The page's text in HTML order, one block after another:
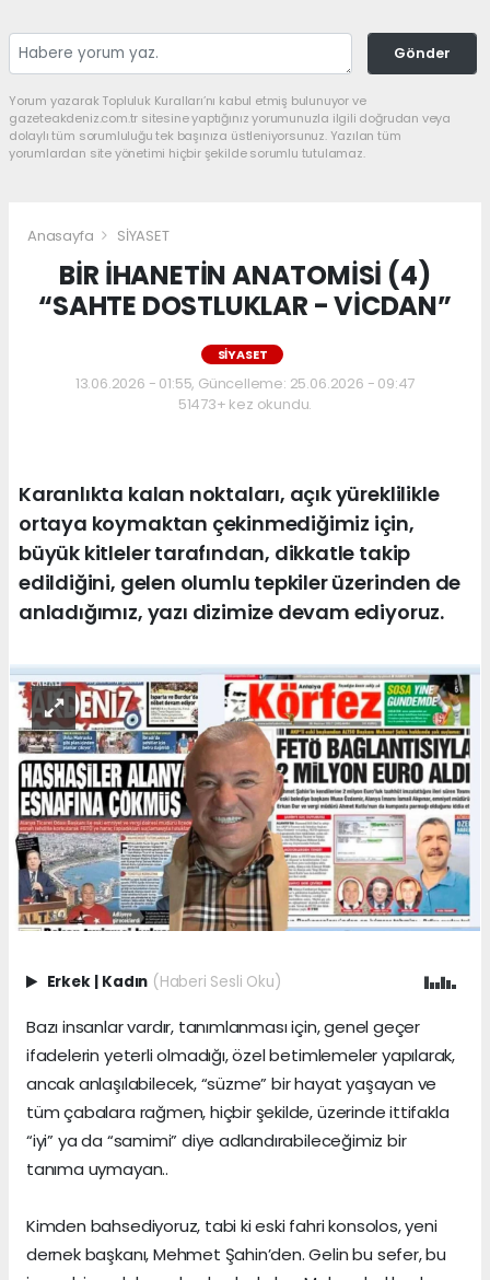
Gönder
Yorum yazarak Topluluk Kuralları’nı kabul etmiş bulunuyor ve
gazeteakdeniz.com.tr sitesine yaptığınız yorumunuzla ilgili doğrudan veya
dolaylı tüm sorumluluğu tek başınıza üstleniyorsunuz. Yazılan tüm
yorumlardan site yönetimi hiçbir şekilde sorumlu tutulamaz.
Anasayfa SİYASET
BİR İHANETİN ANATOMİSİ (4)
“SAHTE DOSTLUKLAR - VİCDAN”
SİYASET
13.06.2026 - 01:55, Güncelleme: 25.06.2026 - 09:47
51473+ kez okundu.
Karanlıkta kalan noktaları, açık yüreklilikle
ortaya koymaktan çekinmediğimiz için,
büyük kitleler tarafından, dikkatle takip
edildiğini, gelen olumlu tepkiler üzerinden de
anladığımız, yazı dizimize devam ediyoruz.
Erkek | Kadın (Haberi Sesli Oku)
Bazı insanlar vardır, tanımlanması için, genel geçer
ifadelerin yeterli olmadığı, özel betimlemeler yapılarak,
ancak anlaşılabilecek, “süzme” bir hayat yaşayan ve
tüm çabalara rağmen, hiçbir şekilde, üzerinde ittifakla
“iyi” ya da “samimi” diye adlandırabileceğimiz bir
tanıma uymayan..
Kimden bahsediyoruz, tabi ki eski fahri konsolos, yeni
dernek başkanı, Mehmet Şahin’den. Gelin bu sefer, bu